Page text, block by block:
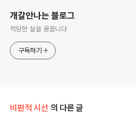
개갈안나는 블로그
적당한 삶을 꿈꿉니다
구독하기
비판적 시선 의 다른 글